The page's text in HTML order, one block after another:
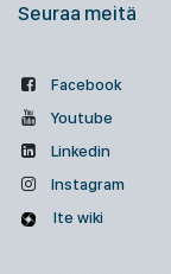
Seuraa meitä
Facebook
Youtube
Linkedin
Instagram
Ite wiki